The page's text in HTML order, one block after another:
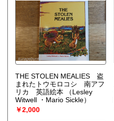
THE STOLEN MEALIES 盗
まれたトウモロコシ 南アフ
リカ 英語絵本
（Lesley
Witwell ・Mario Sickle）
￥2,000